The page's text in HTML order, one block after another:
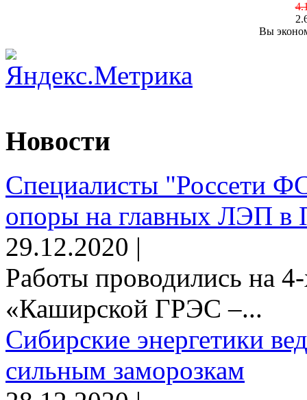
Вы
Новости
Специалисты "Россети
опоры на главных ЛЭП в
29.12.2020 |
Работы проводились на
«Каширской ГРЭС –...
Сибирские энергетики
сильным заморозкам